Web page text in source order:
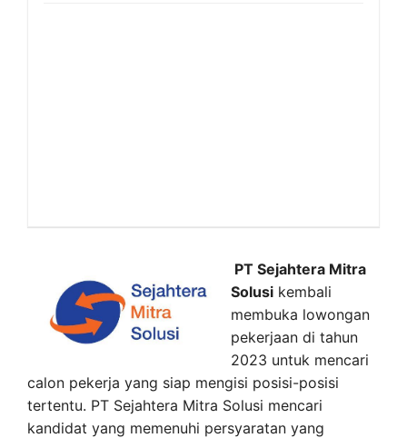
PT Sejahtera Mitra
Solusi kembali
membuka lowongan
pekerjaan di tahun
2023 untuk mencari
calon pekerja yang siap mengisi posisi-posisi
tertentu. PT Sejahtera Mitra Solusi mencari
kandidat yang memenuhi persyaratan yang